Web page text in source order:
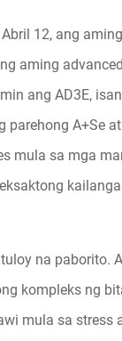
12, ang
aming
ang AD3E,
A+Se
mula sa mga
na
kompleks ng
mula sa stress